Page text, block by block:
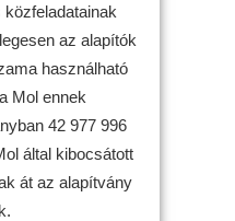
az alapítók
használható
Mol ennek
42 977 996
által kibocsátott
át az alapítvány